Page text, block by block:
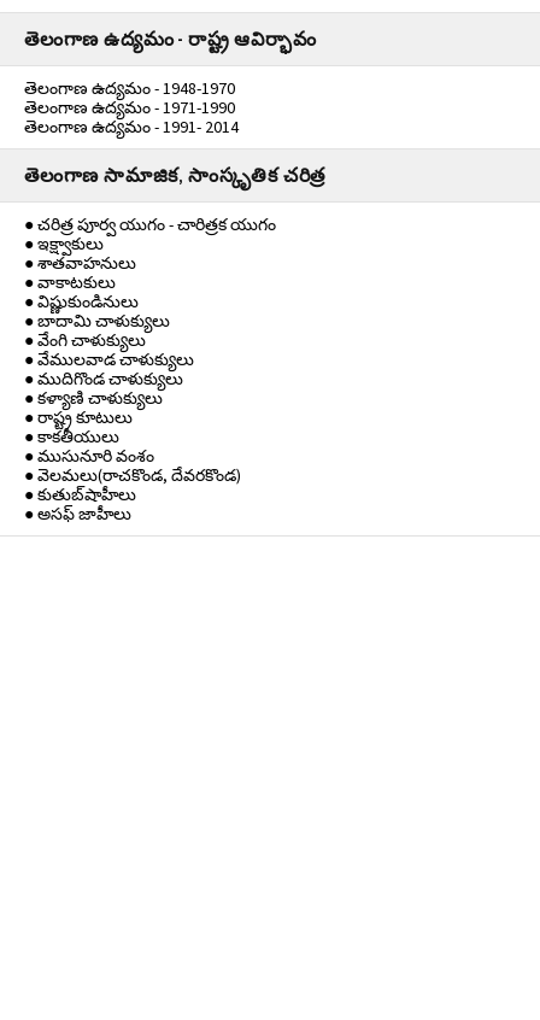
తెలంగాణ ఉద్యమం - రాష్ట్ర ఆవిర్భావం
తెలంగాణ ఉద్యమం - 1948-1970
తెలంగాణ ఉద్యమం - 1971-1990
తెలంగాణ ఉద్యమం - 1991- 2014
తెలంగాణ సామాజిక, సాంస్కృతిక చరిత్ర
● చరిత్ర పూర్వ యుగం - చారిత్రక యుగం
● ఇక్ష్వాకులు
● శాతవాహనులు
● వాకాటకులు
● విష్ణుకుండినులు
● బాదామి చాళుక్యులు
● వేంగి చాళుక్యులు
● వేములవాడ చాళుక్యులు
● ముదిగొండ చాళుక్యులు
● కళ్యాణి చాళుక్యులు
● రాష్ట్ర కూటులు
● కాకతీయులు
● ముసునూరి వంశం
● వెలమలు(రాచకొండ, దేవరకొండ)
● కుతుబ్‌షాహీలు
● అసఫ్ జాహీలు